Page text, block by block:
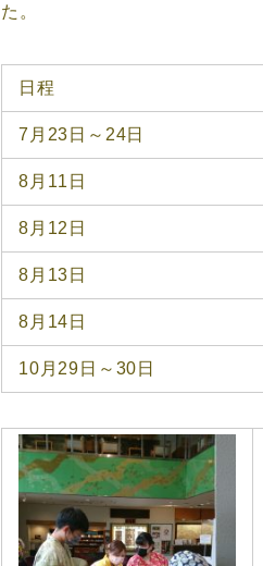
た。
日程
7月23日～24日
8月11日
8月12日
8月13日
8月14日
10月29日～30日